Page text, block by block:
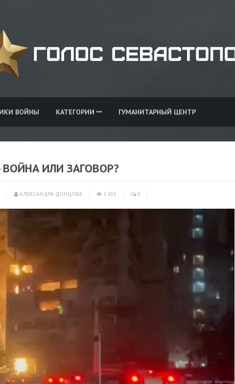
ВОЙНЫ КАТЕГОРИИ ГУМАНИТАРНЫЙ ЦЕНТР
ИЛИ ЗАГОВОР?
АЛЕКСАНДРА ДОНЦОВА 1 655 0